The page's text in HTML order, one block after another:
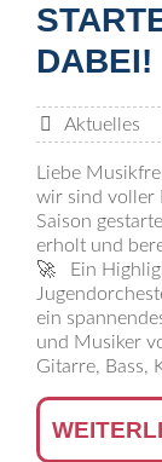
DABEI!
Aktuelles
Liebe
wir sind voller
Saison
erholt und
🚀 Ein
ein
und Musiker
Gitarre, Bass,